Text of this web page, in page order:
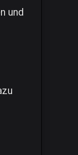
und